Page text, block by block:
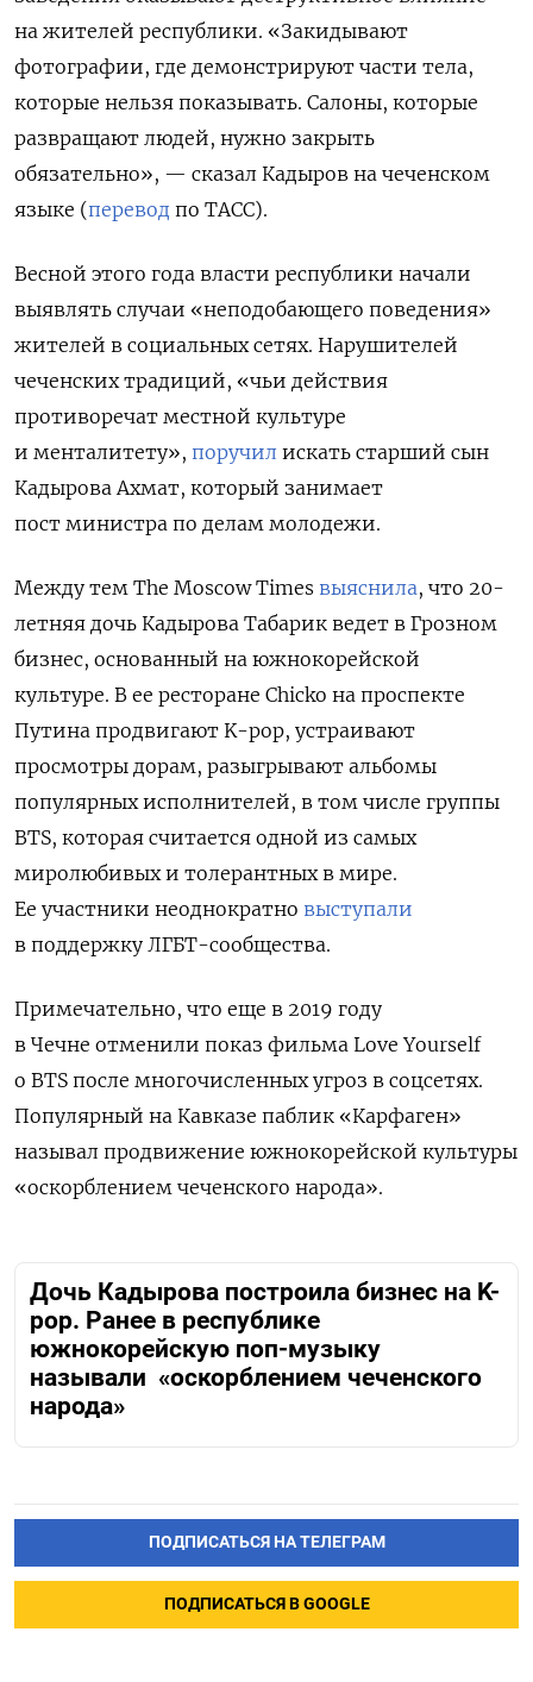
на жителей республики. «Закидывают
фотографии, где демонстрируют части тела,
которые нельзя показывать. Салоны, которые
развращают людей, нужно закрыть
обязательно», — сказал Кадыров на чеченском
языке (перевод по ТАСС).
Весной этого года власти республики начали
выявлять случаи «неподобающего поведения»
жителей в социальных сетях. Нарушителей
чеченских традиций, «чьи действия
противоречат местной культуре
и менталитету», поручил искать старший сын
Кадырова Ахмат, который занимает
пост министра по делам молодежи.
Между тем The Moscow Times выяснила, что 20-
летняя дочь Кадырова Табарик ведет в Грозном
бизнес, основанный на южнокорейской
культуре. В ее ресторане Chicko на проспекте
Путина продвигают K-рор, устраивают
просмотры дорам, разыгрывают альбомы
популярных исполнителей, в том числе группы
BTS, которая считается одной из самых
миролюбивых и толерантных в мире.
Ее участники неоднократно выступали
в поддержку ЛГБТ-сообщества.
Примечательно, что еще в 2019 году
в Чечне отменили показ фильма Love Yourself
о BTS после многочисленных угроз в соцсетях.
Популярный на Кавказе паблик «Карфаген»
называл продвижение южнокорейской культуры
«оскорблением чеченского народа».
Дочь Кадырова построила бизнес на K-
pop. Ранее в республике
южнокорейскую поп-музыку
называли «оскорблением чеченского
народа»
ПОДПИСАТЬСЯ НА ТЕЛЕГРАМ
ПОДПИСАТЬСЯ В GOOGLE